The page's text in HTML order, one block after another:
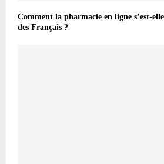
Comment la pharmacie en ligne s’est-
des Français ?